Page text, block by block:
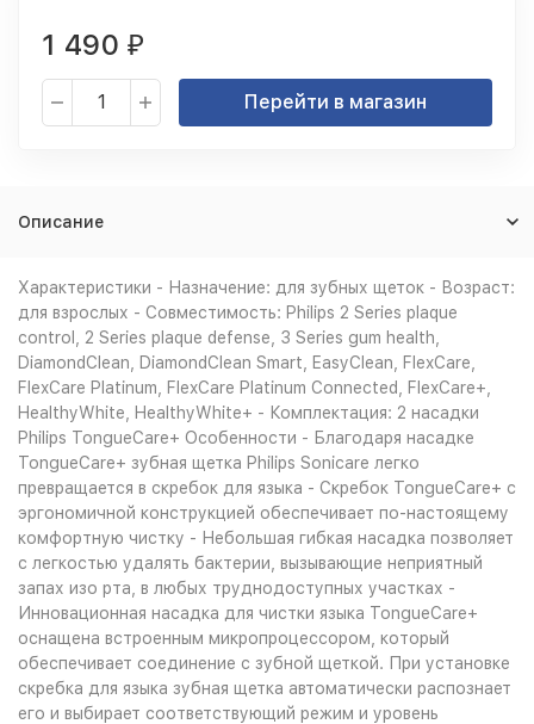
1 490 ₽
Перейти в магазин
Описание
Характеристики - Назначение: для зубных щеток - Возраст:
для взрослых - Совместимость: Philips 2 Series plaque
control, 2 Series plaque defense, 3 Series gum health,
DiamondClean, DiamondClean Smart, EasyClean, FlexCare,
FlexCare Platinum, FlexCare Platinum Connected, FlexCare+,
HealthyWhite, HealthyWhite+ - Комплектация: 2 насадки
Philips TongueCare+ Особенности - Благодаря насадке
TongueCare+ зубная щетка Philips Sonicare легко
превращается в скребок для языка - Скребок TongueCare+ с
эргономичной конструкцией обеспечивает по-настоящему
комфортную чистку - Небольшая гибкая насадка позволяет
с легкостью удалять бактерии, вызывающие неприятный
запах изо рта, в любых труднодоступных участках -
Инновационная насадка для чистки языка TongueCare+
оснащена встроенным микропроцессором, который
обеспечивает соединение с зубной щеткой. При установке
скребка для языка зубная щетка автоматически распознает
его и выбирает соответствующий режим и уровень